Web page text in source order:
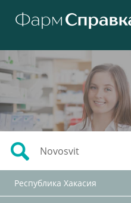
Республика Хакасия